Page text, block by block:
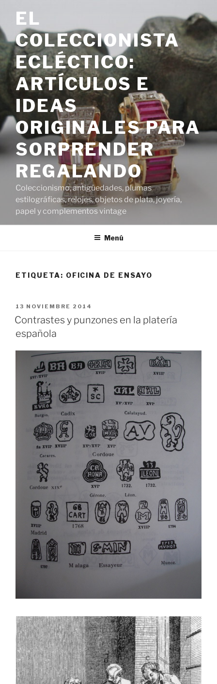
contenido
EL
COLECCIONISTA
ECLÉCTICO:
ARTÍCULOS E
IDEAS
ORIGINALES PARA
SORPRENDER
REGALANDO
Coleccionismo, antigüedades, plumas
estilográficas, relojes, objetos de plata, joyería,
papel y complementos vintage
Menú
ETIQUETA: OFICINA DE ENSAYO
PUBLICADO
EL
13 NOVIEMBRE 2014
Contrastes y punzones en la platería
española